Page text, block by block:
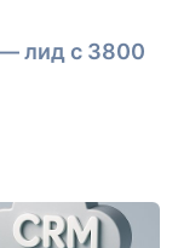
— лид с 3800